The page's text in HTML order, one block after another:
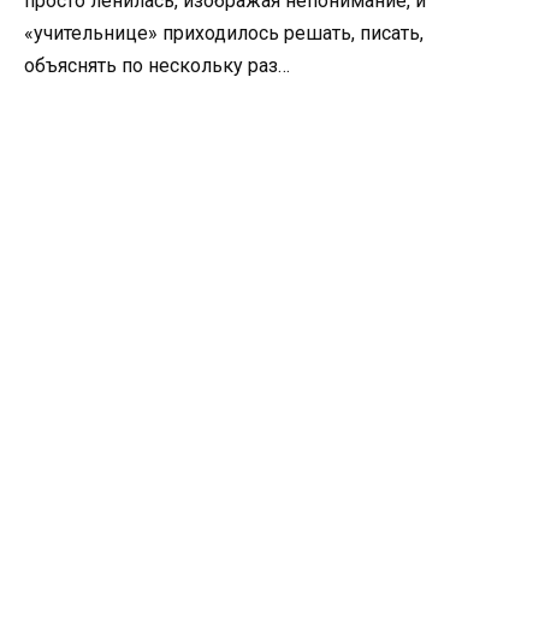
«учительнице» приходилось решать, писать,
объяснять по нескольку раз…